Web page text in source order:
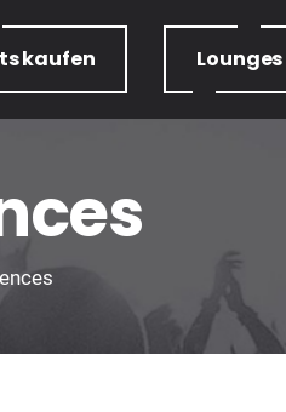
kaufen Lounges